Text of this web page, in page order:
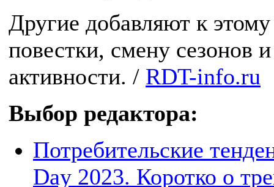
Другие добавляют к
повестки, смену сезонов
активности. / RDT-info.ru
Выбор редактора:
Потребительские
Day 2023. Коротко о